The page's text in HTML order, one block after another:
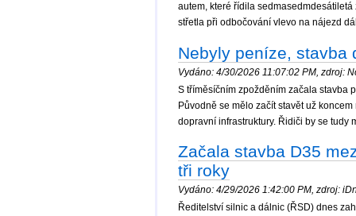
autem, které řídila
střetla při odbočování vlevo na nájezd
Nebyly peníze, stavba
Vydáno: 4/30/2026 11:07:02 PM, zdroj:
S tříměsíčním zpožděním začala stavba
Původně se mělo začít stavět už
dopravní infrastruktury. Řidiči by se tudy
Začala stavba D35
tři roky
Vydáno: 4/29/2026 1:42:00 PM, zdroj:
Ředitelství silnic a dálnic (ŘSD) dnes